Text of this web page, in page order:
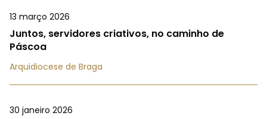
13 março 2026
Juntos, servidores criativos, no caminho de
Páscoa
Arquidiocese de Braga
30 janeiro 2026